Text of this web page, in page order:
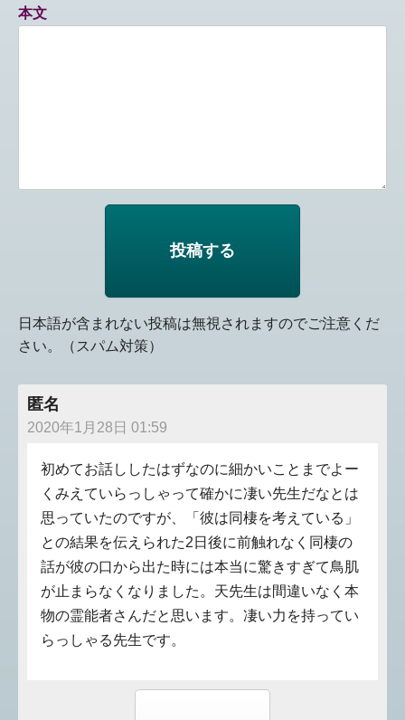
本文
日本語が含まれない投稿は無視されますのでご注意くだ
さい。（スパム対策）
匿名
2020年1月28日 01:59
初めてお話ししたはずなのに細かいことまでよー
くみえていらっしゃって確かに凄い先生だなとは
思っていたのですが、「彼は同棲を考えている」
との結果を伝えられた2日後に前触れなく同棲の
話が彼の口から出た時には本当に驚きすぎて鳥肌
が止まらなくなりました。天先生は間違いなく本
物の霊能者さんだと思います。凄い力を持ってい
らっしゃる先生です。